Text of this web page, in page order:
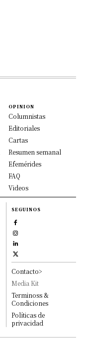
OPINION
Columnistas
Editoriales
Cartas
Resumen semanal
Efemérides
FAQ
Videos
SEGUINOS
Contacto>
Media Kit
Terminoss &
Condiciones
Políticas de
privacidad